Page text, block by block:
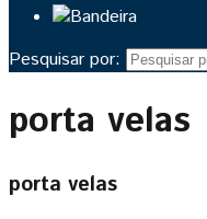
Pesquisar por:
porta velas
porta velas